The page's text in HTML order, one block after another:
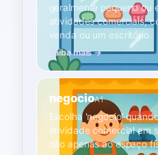
geralmente pequeno ou
atividades comerciais,
venda ou um escritório.
Saiba mais →
negocioA1
Escolha 'negocio'
atividade comercial em
não apenas ao espaço